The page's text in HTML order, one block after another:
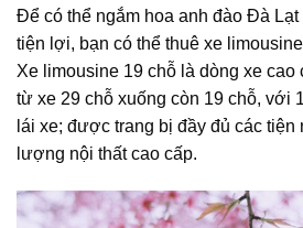
Để có thể ngắm hoa anh đào Đà Lạt
tiện lợi, bạn có thể thuê xe
Xe limousine 19 chỗ là dòng xe
từ xe 29 chỗ xuống còn 19 chỗ, với
lái xe; được trang bị đầy đủ các
lượng nội thất cao cấp.